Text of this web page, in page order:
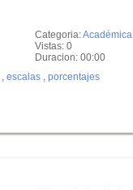
Categoria:Académica
Vistas: 0
Duracion: 00:00
, escalas , porcentajes